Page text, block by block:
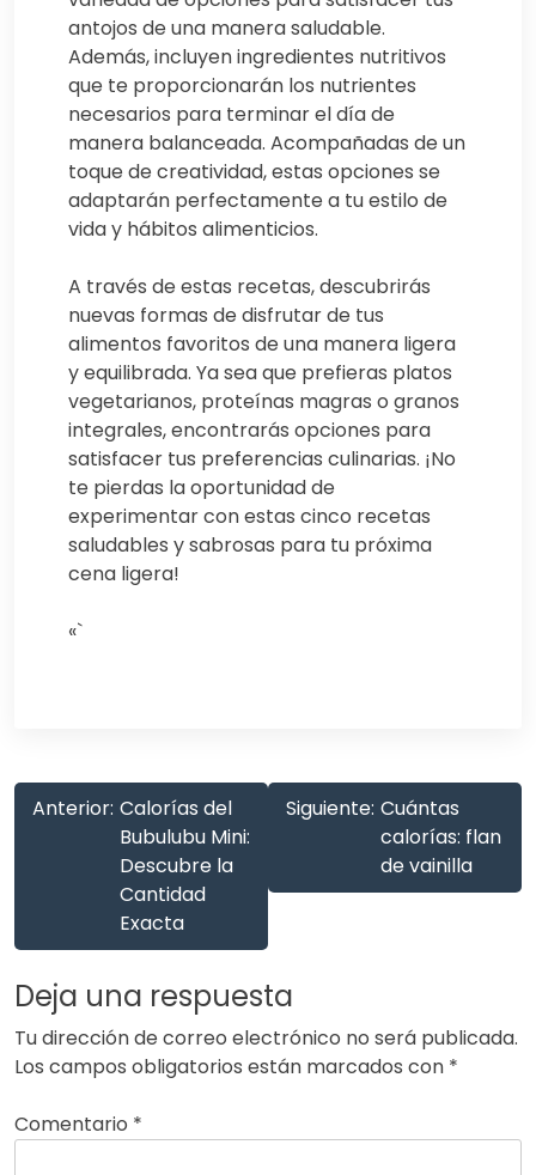
antojos de una manera saludable.
Además, incluyen ingredientes nutritivos
que te proporcionarán los nutrientes
necesarios para terminar el día de
manera balanceada. Acompañadas de un
toque de creatividad, estas opciones se
adaptarán perfectamente a tu estilo de
vida y hábitos alimenticios.
A través de estas recetas, descubrirás
nuevas formas de disfrutar de tus
alimentos favoritos de una manera ligera
y equilibrada. Ya sea que prefieras platos
vegetarianos, proteínas magras o granos
integrales, encontrarás opciones para
satisfacer tus preferencias culinarias. ¡No
te pierdas la oportunidad de
experimentar con estas cinco recetas
saludables y sabrosas para tu próxima
cena ligera!
«`
Anterior: Calorías del
Bubulubu Mini:
Descubre la
Cantidad
Exacta
Siguiente: Cuántas
calorías: flan
de vainilla
Deja una respuesta
Tu dirección de correo electrónico no será publicada.
Los campos obligatorios están marcados con *
Comentario *